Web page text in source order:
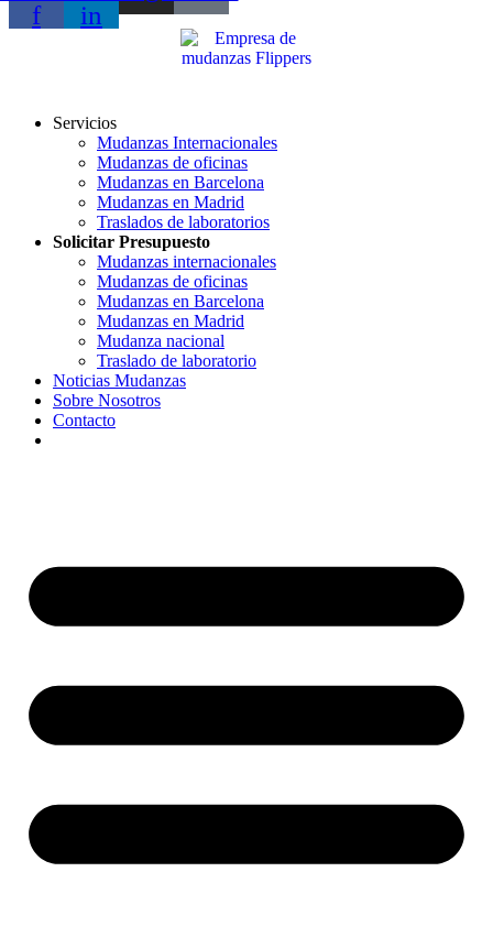
f
in
Servicios
Mudanzas Internacionales
Mudanzas de oficinas
Mudanzas en Barcelona
Mudanzas en Madrid
Traslados de laboratorios
Solicitar Presupuesto
Mudanzas internacionales
Mudanzas de oficinas
Mudanzas en Barcelona
Mudanzas en Madrid
Mudanza nacional
Traslado de laboratorio
Noticias Mudanzas
Sobre Nosotros
Contacto